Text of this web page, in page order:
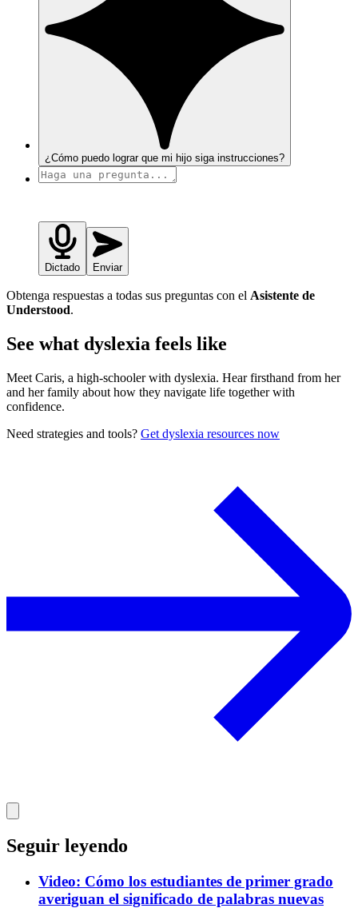
¿Cómo puedo lograr que mi hijo siga instrucciones?
Dictado Enviar
Obtenga respuestas a todas sus preguntas con el Asistente de
Understood.
See what dyslexia feels like
Meet Caris, a high-schooler with dyslexia. Hear firsthand from her
and her family about how they navigate life together with
confidence.
Need strategies and tools? Get dyslexia resources now
Seguir leyendo
Video: Cómo los estudiantes de primer grado
averiguan el significado de palabras nuevas